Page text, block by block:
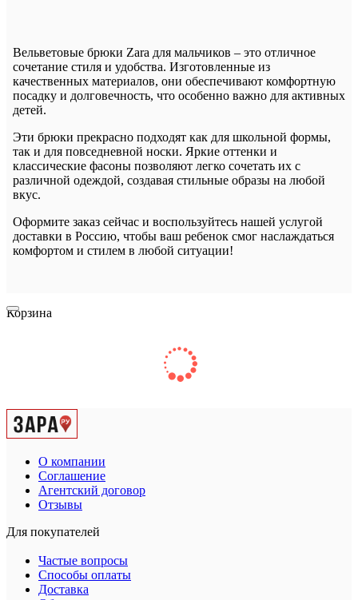
Вельветовые брюки Zara для мальчиков – это отличное
сочетание стиля и удобства. Изготовленные из
качественных материалов, они обеспечивают комфортную
посадку и долговечность, что особенно важно для активных
детей.
Эти брюки прекрасно подходят как для школьной формы,
так и для повседневной носки. Яркие оттенки и
классические фасоны позволяют легко сочетать их с
различной одеждой, создавая стильные образы на любой
вкус.
Оформите заказ сейчас и воспользуйтесь нашей услугой
доставки в Россию, чтобы ваш ребенок смог наслаждаться
комфортом и стилем в любой ситуации!
Корзина
О компании
Соглашение
Агентский договор
Отзывы
Для покупателей
Частые вопросы
Способы оплаты
Доставка